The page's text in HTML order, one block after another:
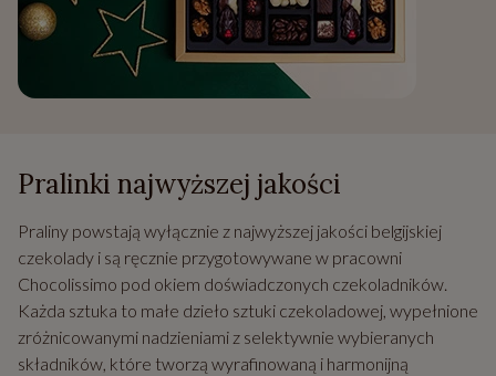
Pralinki najwyższej jakości
Praliny powstają wyłącznie z najwyższej jakości belgijskiej
czekolady i są ręcznie przygotowywane w pracowni
Chocolissimo pod okiem doświadczonych czekoladników.
Każda sztuka to małe dzieło sztuki czekoladowej, wypełnione
zróżnicowanymi nadzieniami z selektywnie wybieranych
składników, które tworzą wyrafinowaną i harmonijną